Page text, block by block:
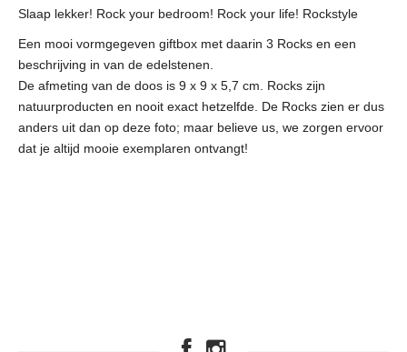
Slaap lekker! Rock your bedroom! Rock your life! Rockstyle
Een mooi vormgegeven giftbox met daarin 3 Rocks en een
beschrijving in van de edelstenen.
De afmeting van de doos is 9 x 9 x 5,7 cm. Rocks zijn
natuurproducten en nooit exact hetzelfde. De Rocks zien er dus
anders uit dan op deze foto; maar believe us, we zorgen ervoor
dat je altijd mooie exemplaren ontvangt!